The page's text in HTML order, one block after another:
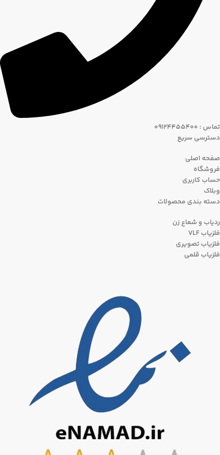
تماس : 09124455400
دسترسی سریع
صفحه اصلی
فروشگاه
حساب کاربری
وبلاک
دسته بندی محصولات
ردیاب و شعاع زن
فلزیاب VLF
فلزیاب تصویری
فلزیاب قلمی